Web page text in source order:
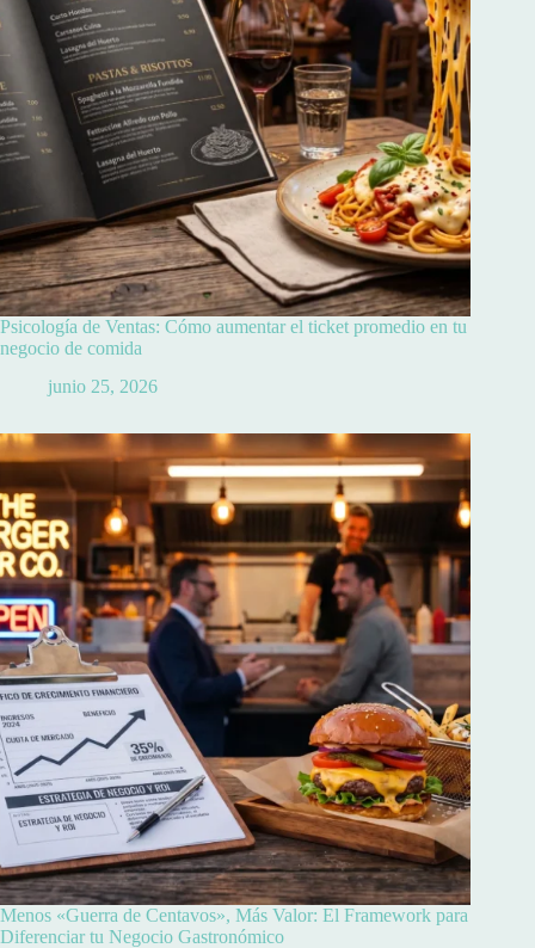
Psicología de Ventas: Cómo aumentar el ticket promedio en tu
negocio de comida
junio 25, 2026
Menos «Guerra de Centavos», Más Valor: El Framework para
Diferenciar tu Negocio Gastronómico